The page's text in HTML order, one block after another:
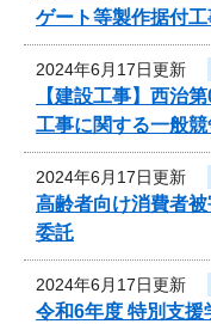
ゲート等製作据付
2024年6月17日更新
【建設工事】西
工事に関する一般
2024年6月17日更新
高齢者向け消費者
委託
2024年6月17日更新
令和6年度 特別支